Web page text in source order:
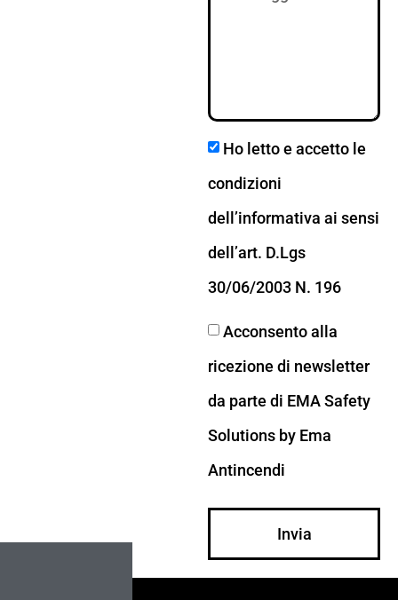
Ho letto e accetto le
condizioni
dell’informativa ai sensi
dell’art. D.Lgs
30/06/2003 N. 196
Acconsento alla
ricezione di newsletter
da parte di EMA Safety
Solutions by Ema
Antincendi
Invia